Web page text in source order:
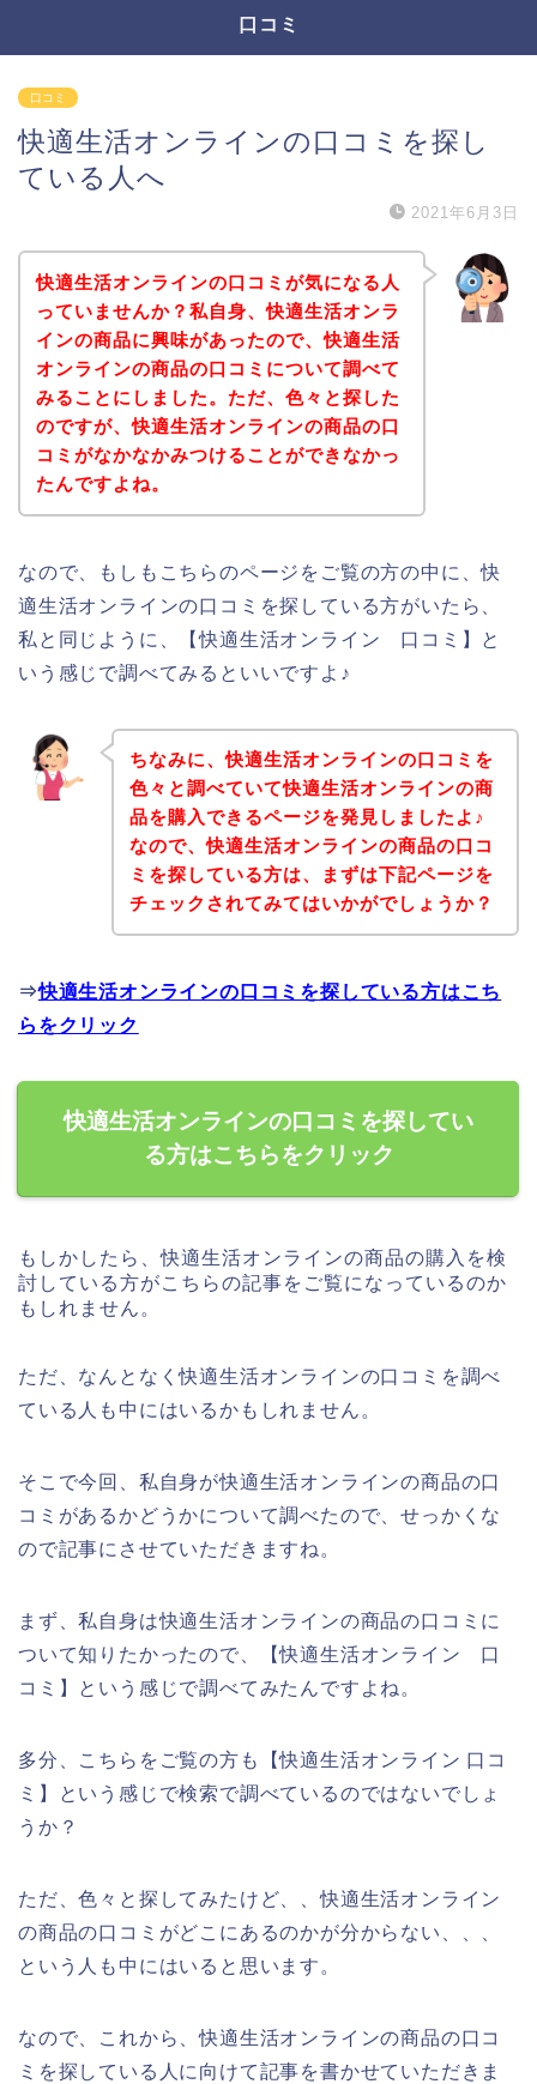
口コミ
口コミ
快適生活オンラインの口コミを探し
ている人へ
2021年6月3日
快適生活オンラインの口コミが気になる人
っていませんか？私自身、快適生活オンラ
インの商品に興味があったので、快適生活
オンラインの商品の口コミについて調べて
みることにしました。ただ、色々と探した
のですが、快適生活オンラインの商品の口
コミがなかなかみつけることができなかっ
たんですよね。
なので、もしもこちらのページをご覧の方の中に、快
適生活オンラインの口コミを探している方がいたら、
私と同じように、【快適生活オンライン 口コミ】と
いう感じで調べてみるといいですよ♪
ちなみに、快適生活オンラインの口コミを
色々と調べていて快適生活オンラインの商
品を購入できるページを発見しましたよ♪
なので、快適生活オンラインの商品の口コ
ミを探している方は、まずは下記ページを
チェックされてみてはいかがでしょうか？
⇒快適生活オンラインの口コミを探している方はこち
らをクリック
快適生活オンラインの口コミを探してい
る方はこちらをクリック
もしかしたら、快適生活オンラインの商品の購入を検
討している方がこちらの記事をご覧になっているのか
もしれません。
ただ、なんとなく快適生活オンラインの口コミを調べ
ている人も中にはいるかもしれません。
そこで今回、私自身が快適生活オンラインの商品の口
コミがあるかどうかについて調べたので、せっかくな
ので記事にさせていただきますね。
まず、私自身は快適生活オンラインの商品の口コミに
ついて知りたかったので、【快適生活オンライン 口
コミ】という感じで調べてみたんですよね。
多分、こちらをご覧の方も【快適生活オンライン 口コ
ミ】という感じで検索で調べているのではないでしょ
うか？
ただ、色々と探してみたけど、、快適生活オンライン
の商品の口コミがどこにあるのかが分からない、、、
という人も中にはいると思います。
なので、これから、快適生活オンラインの商品の口コ
ミを探している人に向けて記事を書かせていただきま